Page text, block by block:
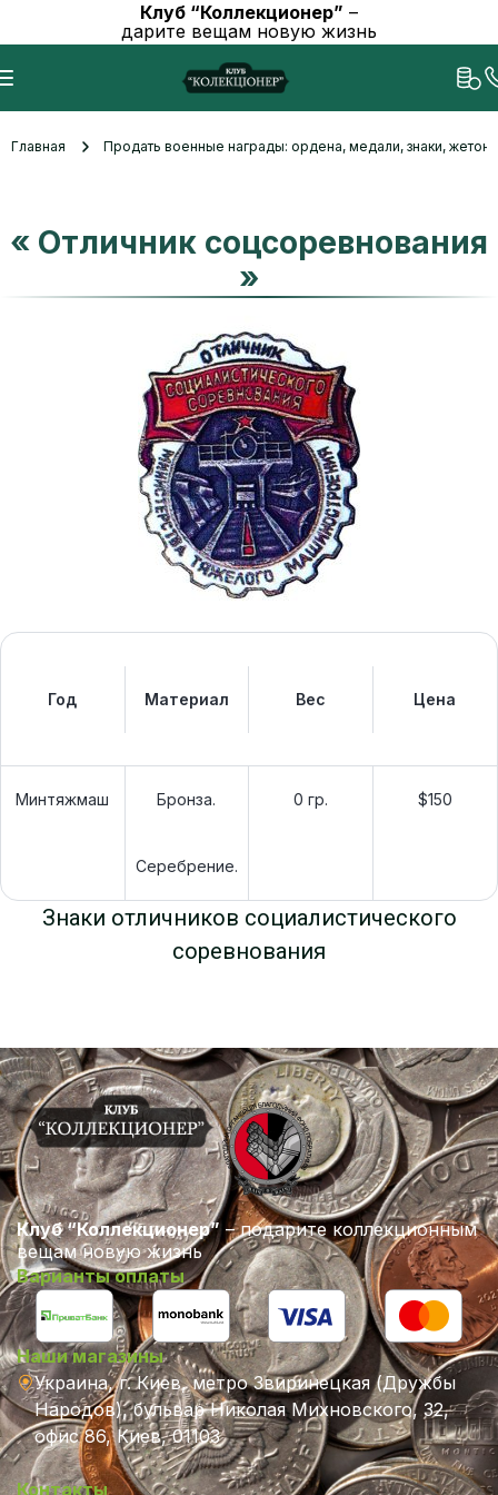
Клуб “Коллекционер” –
дарите вещам новую жизнь
Главная Продать военные награды: ордена, медали, знаки,
« Отличник соцсоревнования
»
Год Материал Вес Цена
Минтяжмаш Бронза.
Серебрение.
0 гр. $150
Знаки отличников социалистического
соревнования
Клуб “Коллекционер” – подарите коллекционным
вещам новую жизнь
Варианты оплаты
Наши магазины
Украина, г. Киев, метро Звиринецкая (Дружбы
Народов), бульвар Николая Михновского, 32,
офис 86, Киев, 01103
Контакты